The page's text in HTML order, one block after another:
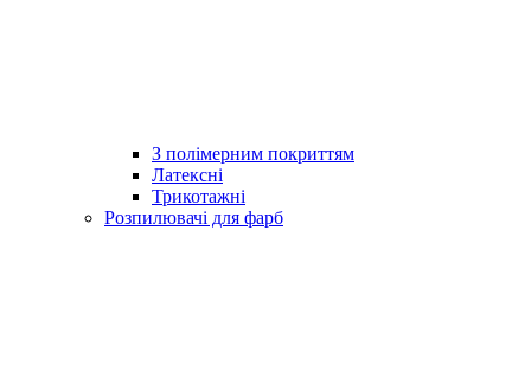
З полімерним покриттям
Латексні
Трикотажні
Розпилювачі для фарб